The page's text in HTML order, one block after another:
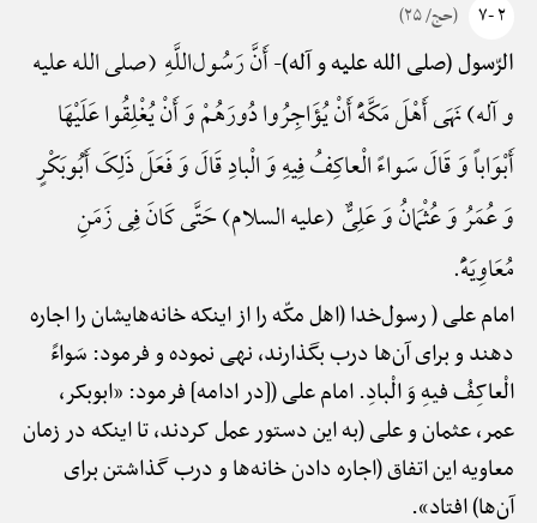
۲ -۷ (حج/ ۲۵)
الرّسول (صلی الله علیه و آله)-أَنَّ رَسُول‌اللَّهِ (صلی الله علیه
و آله) نَهَی أَهْلَ مَکَّهًَْ أَنْ یُؤَاجِرُوا دُورَهُمْ وَ أَنْ یُغْلِقُوا عَلَیْهَا
أَبْوَاباً وَ قَالَ سَواءً الْعاکِفُ فِیهِ وَ الْبادِ قَالَ وَ فَعَلَ ذَلِکَ أَبُوبَکْرٍ
وَ عُمَرُ وَ عُثْمَانُ وَ عَلِیٌّ (علیه السلام) حَتَّی کَانَ فِی زَمَنِ
مُعَاوِیَهًَْ.
امام علی ( رسول‌خدا (اهل مکّه را از اینکه خانه‌هایشان را اجاره
دهند و برای آن‌ها درب بگذارند، نهی نموده و فرمود: سَواءً
الْعاکِفُ فیهِ وَ الْبادِ. امام علی ([در ادامه] فرمود: «ابوبکر،
عمر، عثمان و علی (به این دستور عمل کردند، تا اینکه در زمان
معاویه این اتفاق (اجاره دادن خانه‌ها و درب گذاشتن برای
آن‌ها) افتاد».